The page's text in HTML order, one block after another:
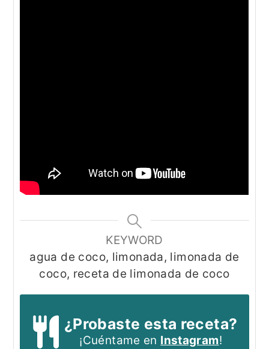
KEYWORD
agua de coco, limonada, limonada de
coco, receta de limonada de coco
¿Probaste esta receta?
¡Cuéntame en Instagram!